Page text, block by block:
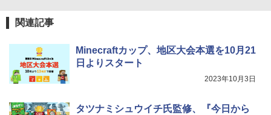
5 Fernrohr:実験用キャビネット
関連記事
Minecraftカップ、地区大会本選を10月21
日よりスタート
2023年10月3日
タツナミシュウイチ氏監修、『今日から